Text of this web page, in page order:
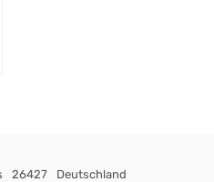
26427 Deutschland